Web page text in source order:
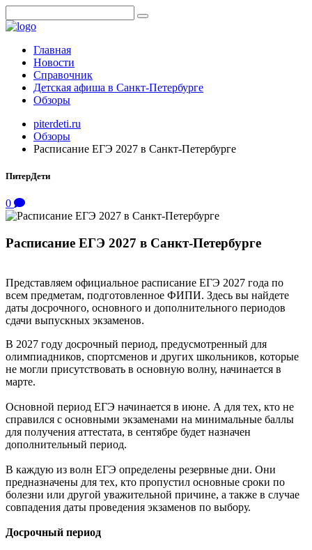
Главная
Новости
Справочник
Детская афиша в Санкт-Петербурге
Обзоры
piterdeti.ru
Обзоры
Расписание ЕГЭ 2027 в Санкт-Петербурге
ПитерДети
0
Расписание ЕГЭ 2027 в Санкт-Петербурге
Представляем официальное расписание ЕГЭ 2027 года по
всем предметам, подготовленное ФИПИ. Здесь вы найдете
даты досрочного, основного и дополнительного периодов
сдачи выпускных экзаменов.
В 2027 году досрочный период, предусмотренный для
олимпиадников, спортсменов и других школьников, которые
не могли присутствовать в основную волну, начинается в
марте.
Основной период ЕГЭ начинается в июне. А для тех, кто не
справился с основными экзаменами на минимальные баллы
для получения аттестата, в сентябре будет назначен
дополнительный период.
В каждую из волн ЕГЭ определены резервные дни. Они
предназначены для тех, кто пропустил основные сроки по
болезни или другой уважительной причине, а также в случае
совпадения даты проведения экзаменов по выбору.
Досрочный период